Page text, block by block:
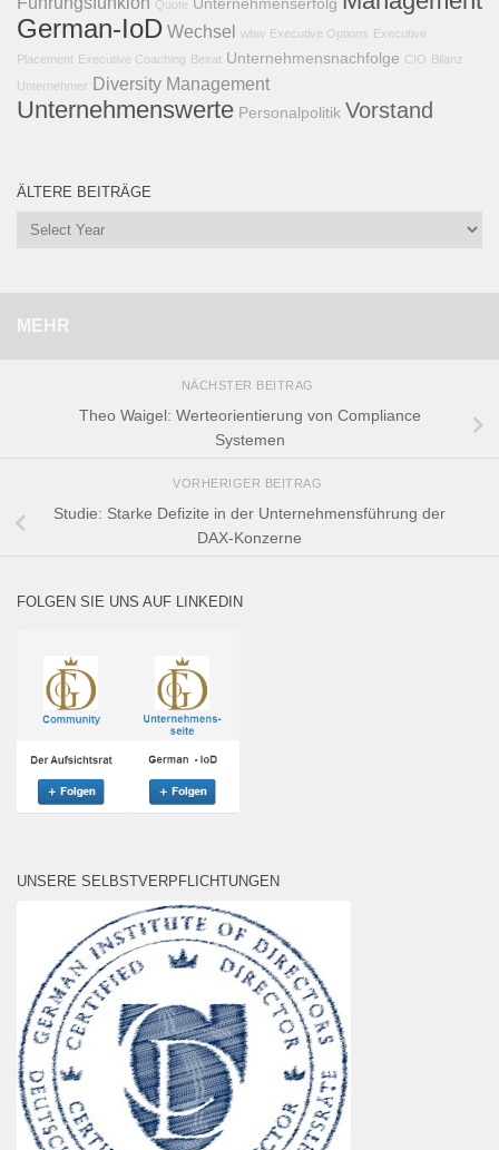
Quote Unternehmenserfolg
German-IoD Wechsel wbw Executive Options Executive
Placement Executive Coaching Beirat Unternehmensnachfolge CIO Bilanz
Unternehmer
Diversity Management
Unternehmenswerte Personalpolitik Vorstand
ÄLTERE BEITRÄGE
MEHR
NÄCHSTER BEITRAG
Theo Waigel: Werteorientierung von Compliance
Systemen
VORHERIGER BEITRAG
Studie: Starke Defizite in der Unternehmensführung der
DAX-Konzerne
FOLGEN SIE UNS AUF LINKEDIN
UNSERE SELBSTVERPFLICHTUNGEN